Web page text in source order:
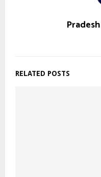
RELATED POSTS